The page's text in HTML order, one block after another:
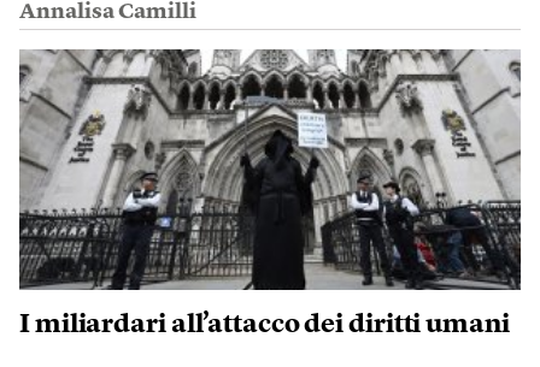
Annalisa Camilli
I miliardari all’attacco dei diritti umani